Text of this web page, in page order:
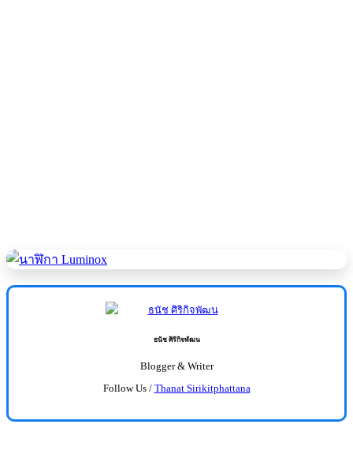
ธนัช ศิริกิจพัฒน
Blogger & Writer
Follow Us / Thanat Sirikitphattana